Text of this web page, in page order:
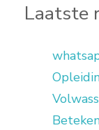
Laatste